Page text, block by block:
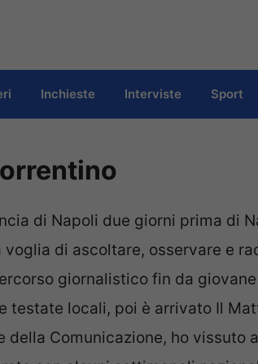
Inchieste Interviste Sport
di Napoli due giorni prima di
di ascoltare, osservare e
giornalistico fin da
testate locali, poi è arrivato Il
della Comunicazione, ho vissuto